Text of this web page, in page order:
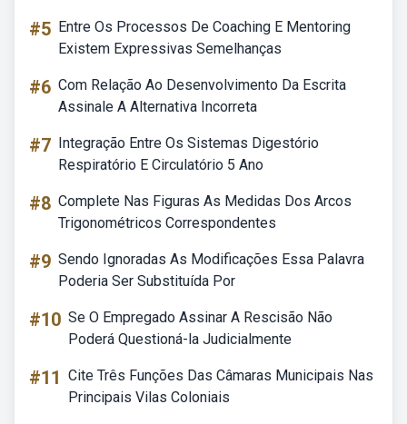
#5 Entre Os Processos De Coaching E Mentoring
Existem Expressivas Semelhanças
#6 Com Relação Ao Desenvolvimento Da Escrita
Assinale A Alternativa Incorreta
#7 Integração Entre Os Sistemas Digestório
Respiratório E Circulatório 5 Ano
#8 Complete Nas Figuras As Medidas Dos Arcos
Trigonométricos Correspondentes
#9 Sendo Ignoradas As Modificações Essa Palavra
Poderia Ser Substituída Por
#10 Se O Empregado Assinar A Rescisão Não
Poderá Questioná-la Judicialmente
#11 Cite Três Funções Das Câmaras Municipais Nas
Principais Vilas Coloniais